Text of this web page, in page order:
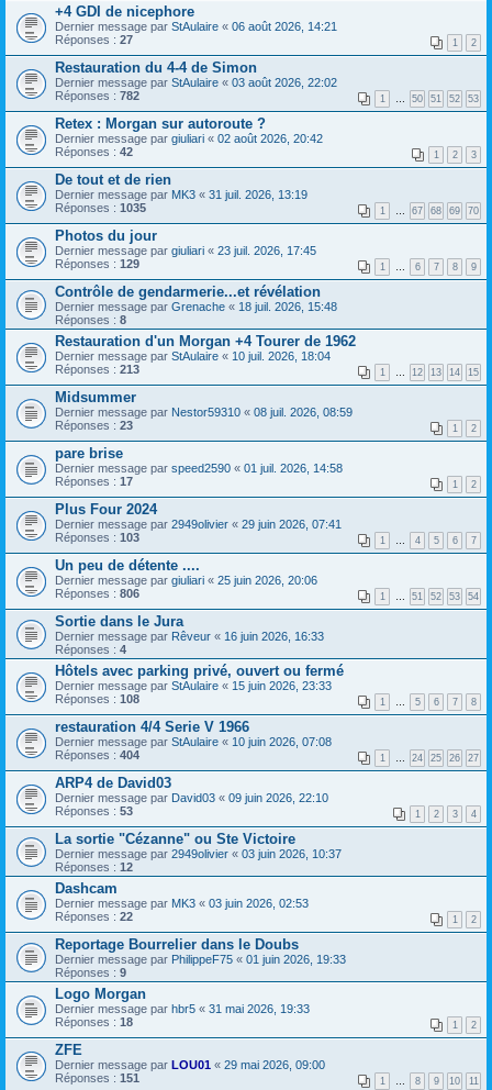
+4 GDI de nicephore
Dernier message par StAulaire « 06 août 2026, 14:21
Réponses : 27 1 2
Restauration du 4-4 de Simon
Dernier message par StAulaire « 03 août 2026, 22:02
Réponses : 782 1 … 50 51 52 53
Retex : Morgan sur autoroute ?
Dernier message par giuliari « 02 août 2026, 20:42
Réponses : 42 1 2 3
De tout et de rien
Dernier message par MK3 « 31 juil. 2026, 13:19
Réponses : 1035 1 … 67 68 69 70
Photos du jour
Dernier message par giuliari « 23 juil. 2026, 17:45
Réponses : 129 1 … 6 7 8 9
Contrôle de gendarmerie...et révélation
Dernier message par Grenache « 18 juil. 2026, 15:48
Réponses : 8
Restauration d'un Morgan +4 Tourer de 1962
Dernier message par StAulaire « 10 juil. 2026, 18:04
Réponses : 213 1 … 12 13 14 15
Midsummer
Dernier message par Nestor59310 « 08 juil. 2026, 08:59
Réponses : 23 1 2
pare brise
Dernier message par speed2590 « 01 juil. 2026, 14:58
Réponses : 17 1 2
Plus Four 2024
Dernier message par 2949olivier « 29 juin 2026, 07:41
Réponses : 103 1 … 4 5 6 7
Un peu de détente ....
Dernier message par giuliari « 25 juin 2026, 20:06
Réponses : 806 1 … 51 52 53 54
Sortie dans le Jura
Dernier message par Rêveur « 16 juin 2026, 16:33
Réponses : 4
Hôtels avec parking privé, ouvert ou fermé
Dernier message par StAulaire « 15 juin 2026, 23:33
Réponses : 108 1 … 5 6 7 8
restauration 4/4 Serie V 1966
Dernier message par StAulaire « 10 juin 2026, 07:08
Réponses : 404 1 … 24 25 26 27
ARP4 de David03
Dernier message par David03 « 09 juin 2026, 22:10
Réponses : 53 1 2 3 4
La sortie "Cézanne" ou Ste Victoire
Dernier message par 2949olivier « 03 juin 2026, 10:37
Réponses : 12
Dashcam
Dernier message par MK3 « 03 juin 2026, 02:53
Réponses : 22 1 2
Reportage Bourrelier dans le Doubs
Dernier message par PhilippeF75 « 01 juin 2026, 19:33
Réponses : 9
Logo Morgan
Dernier message par hbr5 « 31 mai 2026, 19:33
Réponses : 18 1 2
ZFE
Dernier message par LOU01 « 29 mai 2026, 09:00
Réponses : 151 1 … 8 9 10 11